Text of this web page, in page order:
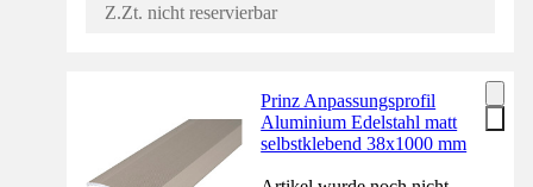
Z.Zt. nicht reservierbar
Prinz Anpassungsprofil
Aluminium Edelstahl matt
selbstklebend 38x1000 mm